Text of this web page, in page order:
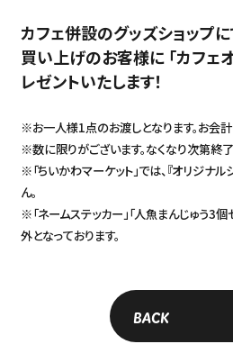
カフェ併設のグッズショップ
買い上げのお客様に 「カフェ
レゼントいたします！
※お一人様1点のお渡しとなります。お会
※数に限りがございます。なくなり次第終了
※「ちいかわマーケット」では、『オリジナ
ん。
※「ネームステッカー」「人魚まんじゅう3
外となっております。
BACK